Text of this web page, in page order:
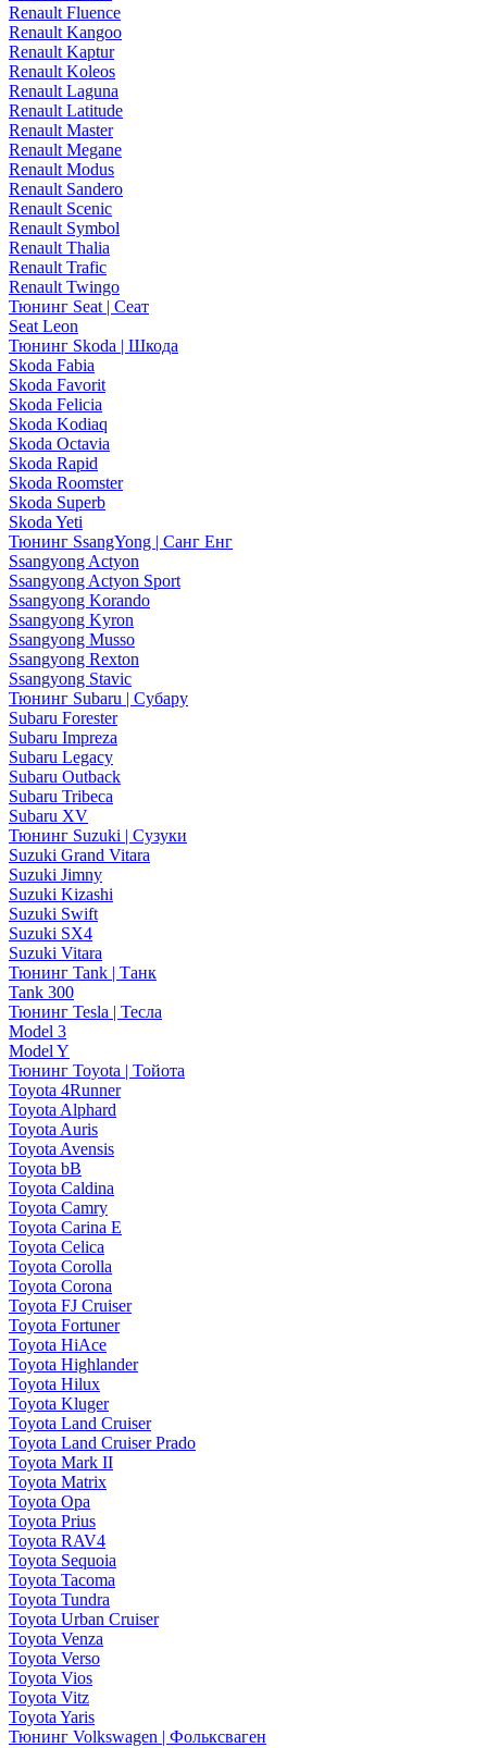
Renault Fluence
Renault Kangoo
Renault Kaptur
Renault Koleos
Renault Laguna
Renault Latitude
Renault Master
Renault Megane
Renault Modus
Renault Sandero
Renault Scenic
Renault Symbol
Renault Thalia
Renault Trafic
Renault Twingo
Тюнинг Seat | Сеат
Seat Leon
Тюнинг Skoda | Шкода
Skoda Fabia
Skoda Favorit
Skoda Felicia
Skoda Kodiaq
Skoda Octavia
Skoda Rapid
Skoda Roomster
Skoda Superb
Skoda Yeti
Тюнинг SsangYong | Санг Енг
Ssangyong Actyon
Ssangyong Actyon Sport
Ssangyong Korando
Ssangyong Kyron
Ssangyong Musso
Ssangyong Rexton
Ssangyong Stavic
Тюнинг Subaru | Субару
Subaru Forester
Subaru Impreza
Subaru Legacy
Subaru Outback
Subaru Tribeca
Subaru XV
Тюнинг Suzuki | Сузуки
Suzuki Grand Vitara
Suzuki Jimny
Suzuki Kizashi
Suzuki Swift
Suzuki SX4
Suzuki Vitara
Тюнинг Tank | Танк
Tank 300
Тюнинг Tesla | Тесла
Model 3
Model Y
Тюнинг Toyota | Тойота
Toyota 4Runner
Toyota Alphard
Toyota Auris
Toyota Avensis
Toyota bB
Toyota Caldina
Toyota Camry
Toyota Carina E
Toyota Celica
Toyota Corolla
Toyota Corona
Toyota FJ Cruiser
Toyota Fortuner
Toyota HiAce
Toyota Highlander
Toyota Hilux
Toyota Kluger
Toyota Land Cruiser
Toyota Land Cruiser Prado
Toyota Mark II
Toyota Matrix
Toyota Opa
Toyota Prius
Toyota RAV4
Toyota Sequoia
Toyota Tacoma
Toyota Tundra
Toyota Urban Cruiser
Toyota Venza
Toyota Verso
Toyota Vios
Toyota Vitz
Toyota Yaris
Тюнинг Volkswagen | Фольксваген